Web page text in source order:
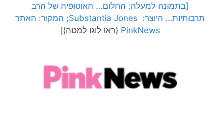
[בתמונה למעלה: החלום… האוטופיה של הרב
תרבותיות… היוצר: Substantia Jones; המקור: האתר
PinkNews (ראו לוגו למטה)]